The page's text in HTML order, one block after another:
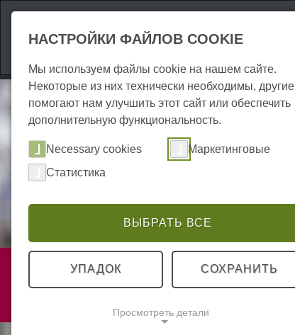
Аттракционы
Услуги
НАСТРОЙКИ ФАЙЛОВ COOKIE
Мы используем файлы cookie на нашем сайте.
Некоторые из них технически необходимы, другие
помогают нам улучшить этот сайт или обеспечить
дополнительную функциональность.
Necessary cookies
Маркетинговые
Статистика
ВЫБРАТЬ ВСЕ
УПАДОК СОХРАНИТЬ
Просмотреть детали